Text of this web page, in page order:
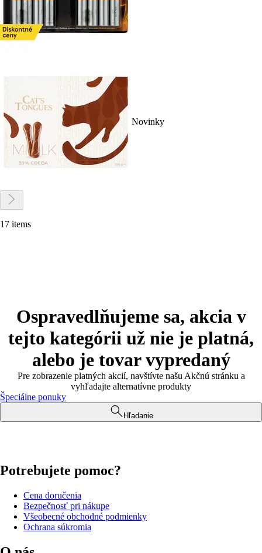
Novinky
17 items
Ospravedlňujeme sa, akcia v
tejto kategórii už nie je platná,
alebo je tovar vypredaný
Pre zobrazenie platných akcií, navštívte našu Akčnú stránku a
vyhľadajte alternatívne produkty
Špeciálne ponuky
Hľadanie
Potrebujete pomoc?
Cena doručenia
Bezpečnosť pri nákupe
Všeobecné obchodné podmienky
Ochrana súkromia